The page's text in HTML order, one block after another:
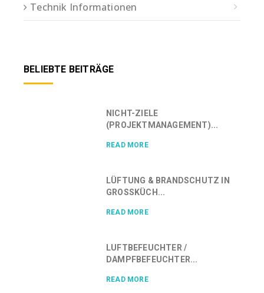
Technik Informationen
BELIEBTE BEITRÄGE
NICHT-ZIELE
(PROJEKTMANAGEMENT)...
READ MORE
LÜFTUNG & BRANDSCHUTZ IN
GROSSKÜCH...
READ MORE
LUFTBEFEUCHTER /
DAMPFBEFEUCHTER...
READ MORE